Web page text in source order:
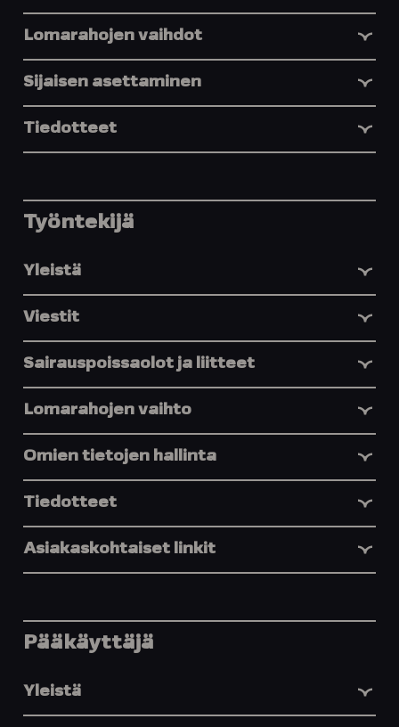
Lomarahojen vaihdot
Sijaisen asettaminen
Tiedotteet
Työntekijä
Yleistä
Viestit
Sairauspoissaolot ja liitteet
Lomarahojen vaihto
Omien tietojen hallinta
Tiedotteet
Asiakaskohtaiset linkit
Pääkäyttäjä
Yleistä